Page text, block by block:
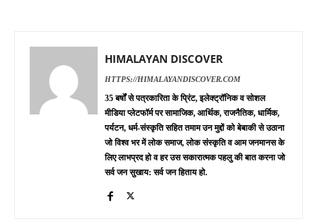
HIMALAYAN DISCOVER
HTTPS://HIMALAYANDISCOVER.COM
35 बर्षों से पत्रकारिता के प्रिंट, इलेक्ट्रॉनिक व सोशल
मीडिया प्लेटफॉर्म पर सामाजिक, आर्थिक, राजनैतिक, धार्मिक,
पर्यटन, धर्म-संस्कृति सहित तमाम उन मुद्दों को बेबाकी से उठाना
जो विश्व भर में लोक समाज, लोक संस्कृति व आम जनमानस के
लिए लाभप्रद हो व हर उस सकारात्मक पहलु की बात करना जो
सर्व जन सुखाय: सर्व जन हिताय हो.